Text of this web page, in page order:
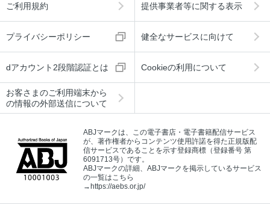
ご利用規約 提供事業者等に関する表示
プライバシーポリシー 健全なサービスに向けて
dアカウント2段階認証とは Cookieの利用について
お客さまのご利用端末から
の情報の外部送信について
ABJマークは、この電子書店・電子書籍配信サービス
が、著作権者からコンテンツ使用許諾を得た正規版配
信サービスであることを示す登録商標（登録番号 第
6091713号）です。
ABJマークの詳細、ABJマークを掲示しているサービス
の一覧はこちら
→https://aebs.or.jp/